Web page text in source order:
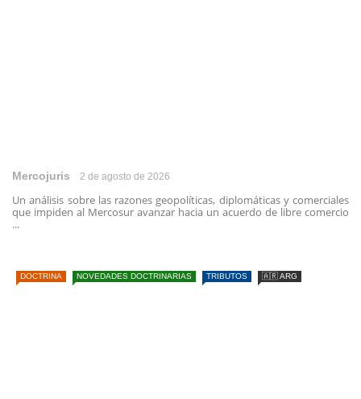
Mercojuris 2 de agosto de 2026
Un análisis sobre las razones geopolíticas, diplomáticas y comerciales
que impiden al Mercosur avanzar hacia un acuerdo de libre comercio
...
DOCTRINA NOVEDADES DOCTRINARIAS TRIBUTOS 🇦🇷 ARG